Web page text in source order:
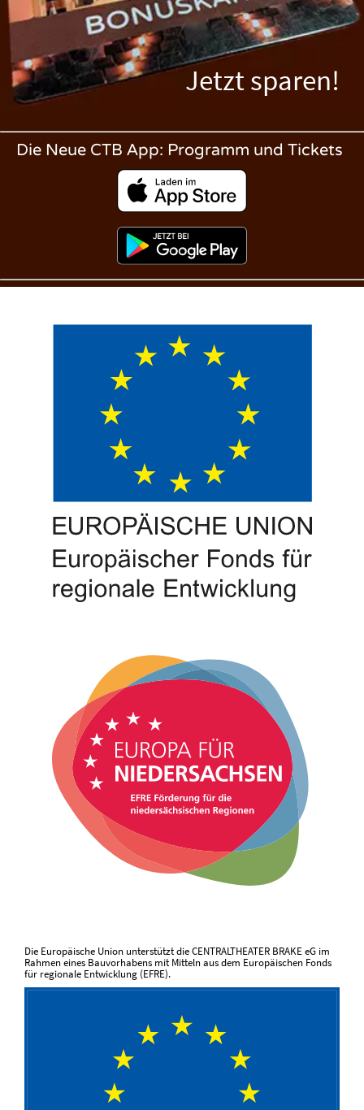
Jetzt sparen!
Die Neue CTB App: Programm und Tickets
Die Europäische Union unterstützt die CENTRALTHEATER BRAKE eG im
Rahmen eines Bauvorhabens mit Mitteln aus dem Europäischen Fonds
für regionale Entwicklung (EFRE).